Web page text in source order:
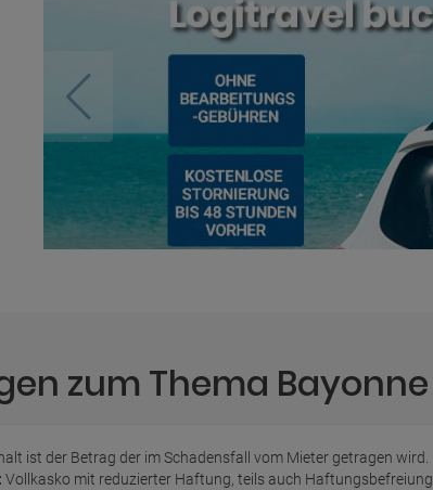
zum Thema Bayonne
ist der Betrag der im Schadensfall vom Mieter getragen wird.
Vollkasko mit reduzierter Haftung, teils auch Haftungsbefreiung.